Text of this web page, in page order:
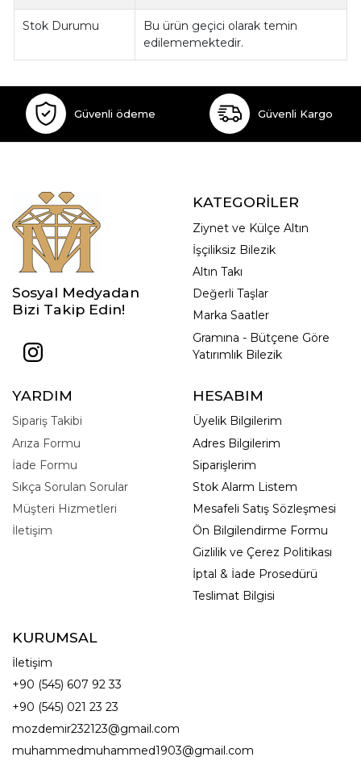
Stok Durumu
Bu ürün geçici olarak temin
edilememektedir.
Güvenli ödeme Güvenli Kargo
Sosyal Medyadan
Bizi Takip Edin!
KATEGORİLER
Ziynet ve Külçe Altın
İşçiliksiz Bilezik
Altın Takı
Değerli Taşlar
Marka Saatler
Gramına - Bütçene Göre
Yatırımlık Bilezik
YARDIM
Sipariş Takibi
Arıza Formu
İade Formu
Sıkça Sorulan Sorular
Müşteri Hizmetleri
İletişim
HESABIM
Üyelik Bilgilerim
Adres Bilgilerim
Siparişlerim
Stok Alarm Listem
Mesafeli Satış Sözleşmesi
Ön Bilgilendirme Formu
Gizlilik ve Çerez Politikası
İptal & İade Prosedürü
Teslimat Bilgisi
KURUMSAL
İletişim
+90 (545) 607 92 33
+90 (545) 021 23 23
mozdemir232123@gmail.com
muhammedmuhammed1903@gmail.com